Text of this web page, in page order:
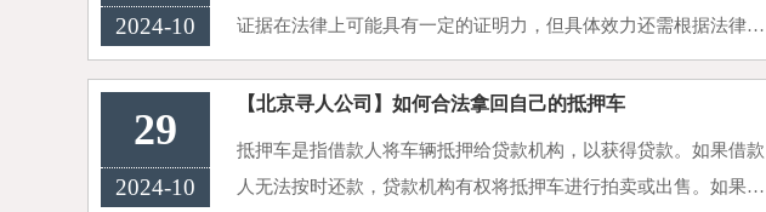
2024-10
证据在法律上可能具有一定的证明力，但具体效力还需根据法律程
序和法官的判断来确定：一、书证保证书、悔过书：当婚外情被曝
光后，过错方可能会写下保证···
29
2024-10
【北京寻人公司】如何合法拿回自己的抵押车
抵押车是指借款人将车辆抵押给贷款机构，以获得贷款。如果借款
人无法按时还款，贷款机构有权将抵押车进行拍卖或出售。如果你